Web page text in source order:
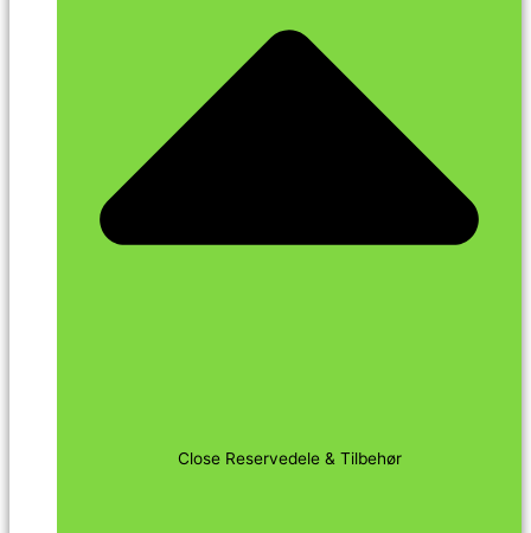
Close Reservedele & Tilbehør